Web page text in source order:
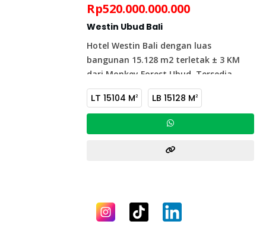
Rp520.000.000.000
Westin Ubud Bali
Hotel Westin Bali dengan luas
bangunan 15.128 m2 terletak ± 3 KM
dari Monkey Forest Ubud. Tersedia
berbagai fasilitas seperti GYM, Lounge
Bar, Kids Club, Meeting Rooms dan
lainnya
LT 15104 M2 LB 15128 M2